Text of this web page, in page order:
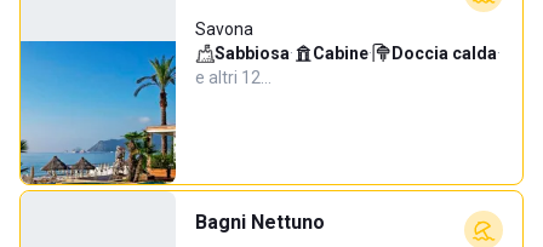
Savona
Sabbiosa· Cabine· Doccia calda·
e altri 12…
Bagni Nettuno